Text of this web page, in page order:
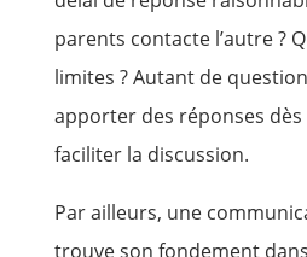
parents contacte l’autre ?
limites ? Autant de
apporter des réponses
faciliter la discussion.
Par ailleurs, une
trouve son fondement